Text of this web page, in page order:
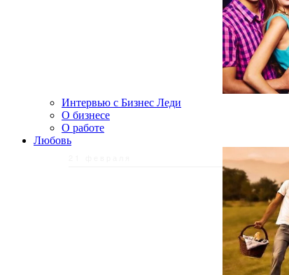
Интервью с Бизнес Леди
О бизнесе
О работе
Любовь